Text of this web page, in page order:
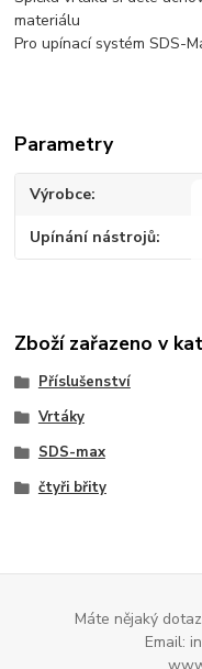
materiálu
Pro upínací systém SDS-
Parametry
Výrobce
Upínání nástrojů
Zboží zařazeno v
Příslušenství
Vrtáky
SDS-max
čtyři břity
Máte nějaký
Email: